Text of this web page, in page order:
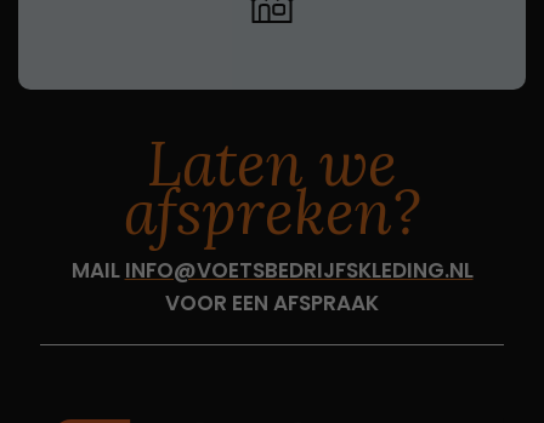
Laten we
afspreken?
MAIL INFO@VOETSBEDRIJFSKLEDING.NL
VOOR EEN AFSPRAAK